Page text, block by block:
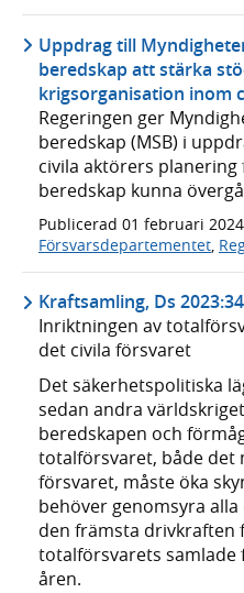
Uppdrag till
beredskap att stärka
krigsorganisation inom
Regeringen ger
beredskap (MSB) i
civila aktörers
beredskap kunna
Publicerad 01 februari 2024
Försvarsdepartementet
Kraftsamling, Ds 2023:34
Inriktningen av
det civila försvaret
Det säkerhetspolitiska
sedan andra
beredskapen och
totalförsvaret, både det
försvaret, måste öka
behöver genomsyra
den främsta drivkraften
totalförsvarets samlade
åren.